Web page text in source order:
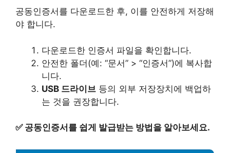
공동인증서를 다운로드한 후, 이를 안전하게 저장해
야 합니다.
다운로드한 인증서 파일을 확인합니다.
안전한 폴더(예: “문서” > “인증서”)에 복사합
니다.
USB 드라이브 등의 외부 저장장치에 백업하
는 것을 권장합니다.
✅ 공동인증서를 쉽게 발급받는 방법을 알아보세요.